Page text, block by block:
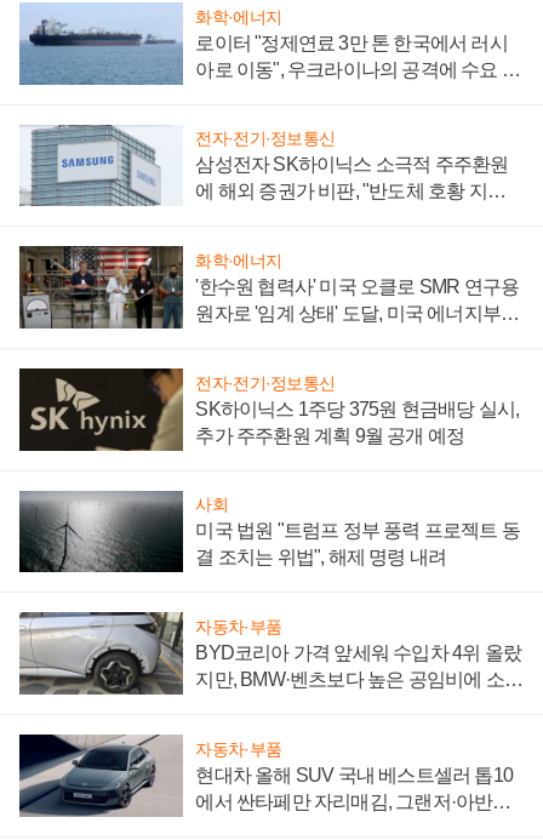
화학·에너지
로이터 "정제연료 3만 톤 한국에서 러시
아로 이동", 우크라이나의 공격에 수요 늘
전자·전기·정보통신
삼성전자 SK하이닉스 소극적 주주환원
에 해외 증권가 비판, "반도체 호황 지속
화학·에너지
'한수원 협력사' 미국 오클로 SMR 연구용
원자로 '임계 상태' 도달, 미국 에너지부
전자·전기·정보통신
SK하이닉스 1주당 375원 현금배당 실시,
추가 주주환원 계획 9월 공개 예정
사회
미국 법원 "트럼프 정부 풍력 프로젝트 동
결 조치는 위법", 해제 명령 내려
자동차·부품
BYD코리아 가격 앞세워 수입차 4위 올랐
지만, BMW·벤츠보다 높은 공임비에 소비
자동차·부품
현대차 올해 SUV 국내 베스트셀러 톱10
에서 싼타페만 자리매김, 그랜저·아반떼